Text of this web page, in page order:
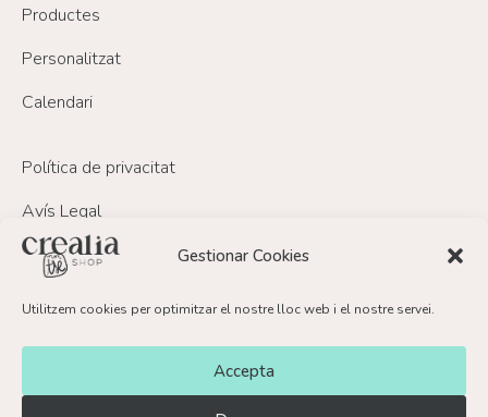
Gestionar Cookies
Utilitzem cookies per optimitzar el nostre lloc web i el nostre servei.
Accepta
Productes
Personalitzat
Calendari
Política de privacitat
Avís Legal
Política de Cookies
Política de devolucions i reemborsament